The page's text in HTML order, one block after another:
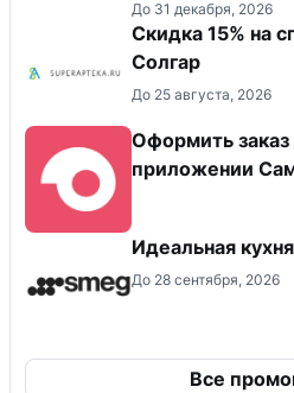
До 31 декабря, 2026
Скидка 15% на
Солгар
До 25 августа, 2026
Оформить заказ
приложении
Идеальная
До 28 сентября, 2026
Все